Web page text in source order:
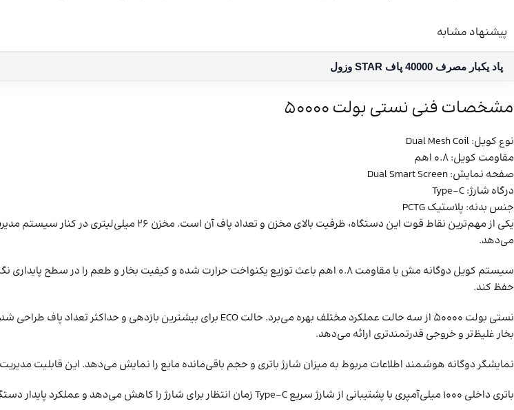
پیشنهاد مشابه
پاد یکبار مصرف 40000 پاف STAR وزول
مشخصات فنی نستی بولت 50000
نوع کویل: Dual Mesh Coil
مقاومت کویل: ۰.۸ اهم
صفحه نمایش: Dual Smart Screen
درگاه شارژ: Type-C
جنس بدنه: پلاستیک PCTG
یکی از مهم‌ترین نقاط قوت این دستگاه، ظرفیت
می‌دهد.
سیستم کویل دوگانه مش با مقاومت ۰.۸ اهم باعث توزیع یکنواخت حرارت شده و کیفیت بخار و
حفظ کند.
بخار غلیظ‌تر و خروجی قدرتمندتری ارائه می‌دهد.
نمایشگر دوگانه هوشمند اطلاعات مربوط به میزان شارژ باتری و حجم باقی‌مانده مایع را نمایش می‌دهد. این قابلیت
باتری داخلی ۱۰۰۰ میلی‌آمپری با پشتیبانی از شارژ سریع Type-C زمان انتظار برای شارژ را کاهش می‌دهد و عملکرد پایدار دستگاه را تضمین می‌کند.